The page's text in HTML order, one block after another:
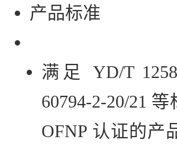
产品标准
满足 YD/T
60794-2-20/21
OFNP 认证的产